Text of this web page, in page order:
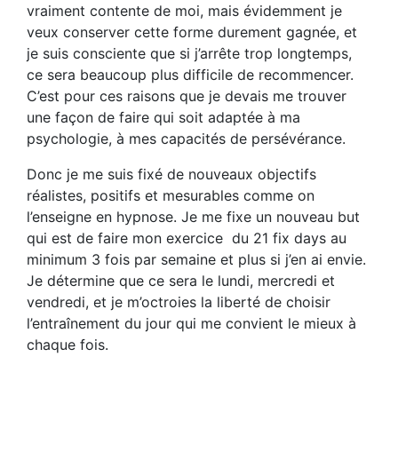
vraiment contente de moi, mais évidemment je
veux conserver cette forme durement gagnée, et
je suis consciente que si j’arrête trop longtemps,
ce sera beaucoup plus difficile de recommencer.
C’est pour ces raisons que je devais me trouver
une façon de faire qui soit adaptée à ma
psychologie, à mes capacités de persévérance.
Donc je me suis fixé de nouveaux objectifs
réalistes, positifs et mesurables comme on
l’enseigne en hypnose. Je me fixe un nouveau but
qui est de faire mon exercice du 21 fix days au
minimum 3 fois par semaine et plus si j’en ai envie.
Je détermine que ce sera le lundi, mercredi et
vendredi, et je m’octroies la liberté de choisir
l’entraînement du jour qui me convient le mieux à
chaque fois.